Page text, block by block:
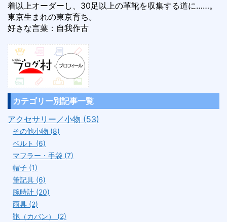
着以上オーダーし、30足以上の革靴を収集する道に……。
東京生まれの東京育ち。
好きな言葉：自我作古
カテゴリー別記事一覧
アクセサリー／小物 (53)
その他小物 (8)
ベルト (6)
マフラー・手袋 (7)
帽子 (1)
筆記具 (6)
腕時計 (20)
雨具 (2)
鞄（カバン） (2)